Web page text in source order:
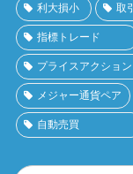
利大損小 取
指標トレード
プライスアクション
メジャー通貨ペア
自動売買